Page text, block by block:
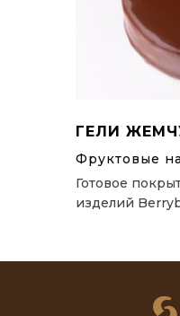
ГЕЛИ
Фруктовые
Готовое
изделий